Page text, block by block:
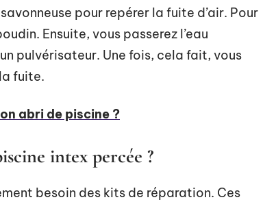
pour repérer la fuite d’air. Pour
Ensuite, vous passerez l’eau
pulvérisateur. Une fois, cela fait, vous
fuite.
abri de piscine ?
intex percée ?
besoin des kits de réparation. Ces